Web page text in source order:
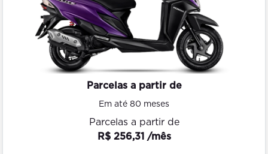
Parcelas a partir de
Em até 80 meses
Parcelas a partir de
R$ 256,31 /mês